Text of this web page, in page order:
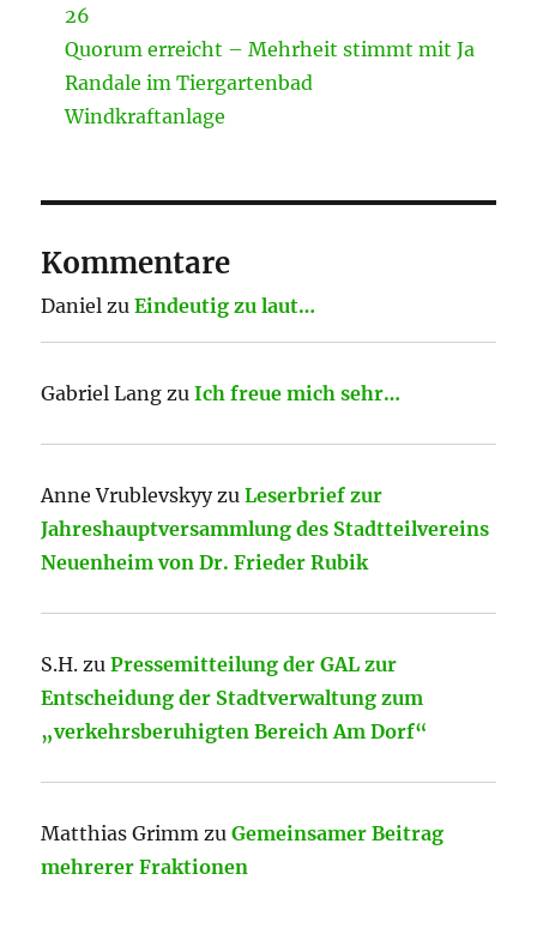
26
Quorum erreicht – Mehrheit stimmt mit Ja
Randale im Tiergartenbad
Windkraftanlage
Kommentare
Daniel zuEindeutig zu laut…
Gabriel Lang zuIch freue mich sehr…
Anne VrublevskyyzuLeserbrief zur
Jahreshauptversammlung des Stadtteilvereins
Neuenheim von Dr. Frieder Rubik
S.H. zuPressemitteilung der GAL zur
Entscheidung der Stadtverwaltung zum
„verkehrsberuhigten Bereich Am Dorf“
Matthias Grimm zuGemeinsamer Beitrag
mehrerer Fraktionen